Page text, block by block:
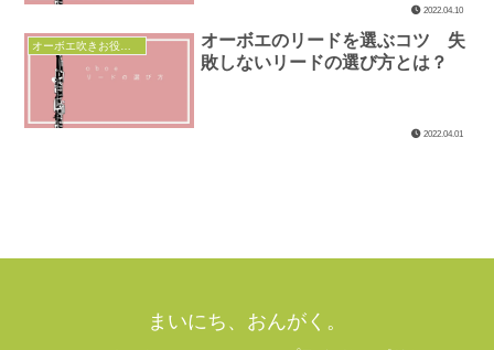
2022.04.10
オーボエのリードを選ぶコツ 失
敗しないリードの選び方とは？
2022.04.01
まいにち、おんがく。